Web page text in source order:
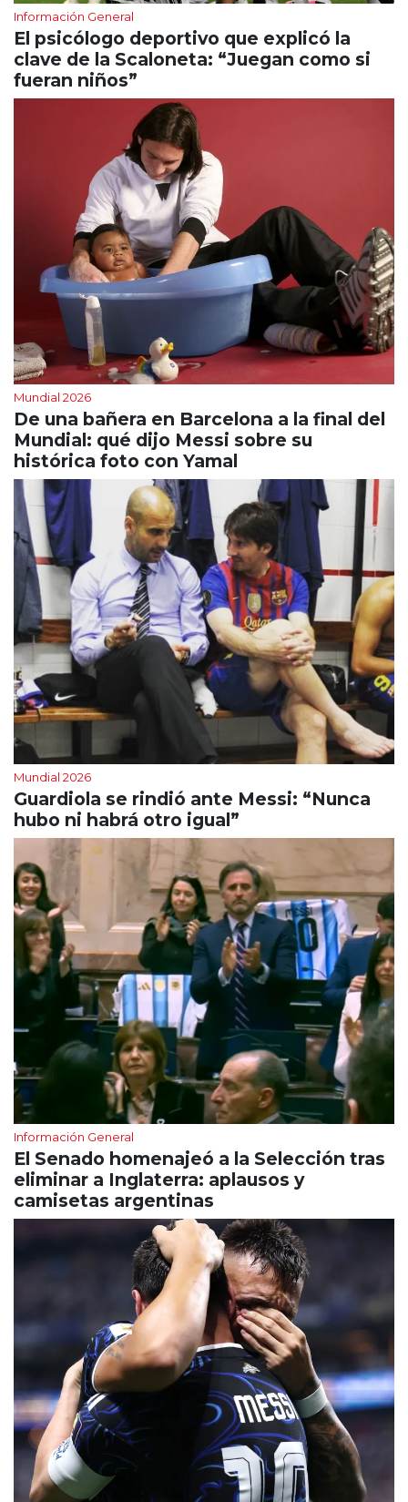
Información General
El psicólogo deportivo que explicó la
clave de la Scaloneta: “Juegan como si
fueran niños”
Mundial 2026
De una bañera en Barcelona a la final del
Mundial: qué dijo Messi sobre su
histórica foto con Yamal
Mundial 2026
Guardiola se rindió ante Messi: “Nunca
hubo ni habrá otro igual”
Información General
El Senado homenajeó a la Selección tras
eliminar a Inglaterra: aplausos y
camisetas argentinas